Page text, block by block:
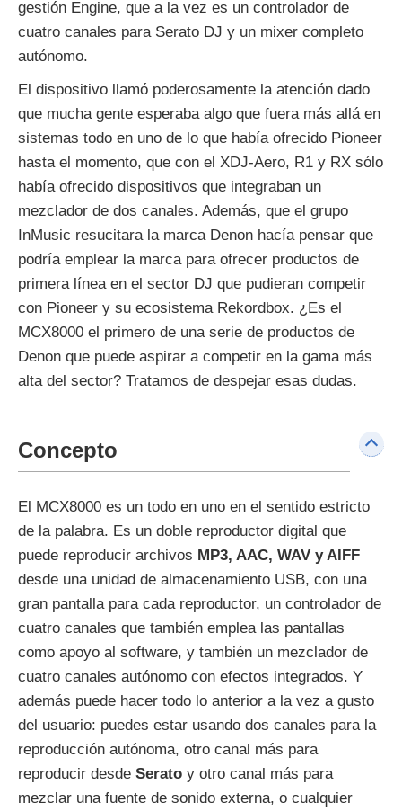
gestión Engine, que a la vez es un controlador de
cuatro canales para Serato DJ y un mixer completo
autónomo.
El dispositivo llamó poderosamente la atención dado
que mucha gente esperaba algo que fuera más allá en
sistemas todo en uno de lo que había ofrecido Pioneer
hasta el momento, que con el XDJ-Aero, R1 y RX sólo
había ofrecido dispositivos que integraban un
mezclador de dos canales. Además, que el grupo
InMusic resucitara la marca Denon hacía pensar que
podría emplear la marca para ofrecer productos de
primera línea en el sector DJ que pudieran competir
con Pioneer y su ecosistema Rekordbox. ¿Es el
MCX8000 el primero de una serie de productos de
Denon que puede aspirar a competir en la gama más
alta del sector? Tratamos de despejar esas dudas.
Concepto
El MCX8000 es un todo en uno en el sentido estricto
de la palabra. Es un doble reproductor digital que
puede reproducir archivos MP3, AAC, WAV y AIFF
desde una unidad de almacenamiento USB, con una
gran pantalla para cada reproductor, un controlador de
cuatro canales que también emplea las pantallas
como apoyo al software, y también un mezclador de
cuatro canales autónomo con efectos integrados. Y
además puede hacer todo lo anterior a la vez a gusto
del usuario: puedes estar usando dos canales para la
reproducción autónoma, otro canal más para
reproducir desde Serato y otro canal más para
mezclar una fuente de sonido externa, o cualquier